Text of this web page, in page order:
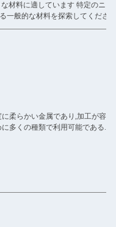
材料に適しています 特定のニ
一般的な材料を探索してくださ
柔らかい金属であり,加工が容
多くの種類で利用可能である.